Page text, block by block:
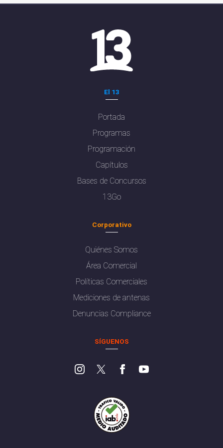
El 13
Portada
Programas
Programación
Capítulos
Bases de Concursos
13Go
Corporativo
Quiénes Somos
Área Comercial
Políticas Comerciales
Mediciones de antenas
Denuncias Compliance
SÍGUENOS